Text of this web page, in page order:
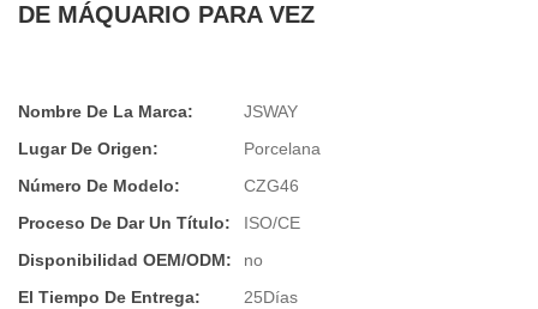
DE MÁQUARIO PARA VEZ
Nombre De La Marca:
JSWAY
Lugar De Origen:
Porcelana
Número De Modelo:
CZG46
Proceso De Dar Un Título:
ISO/CE
Disponibilidad OEM/ODM:
no
El Tiempo De Entrega:
25Días